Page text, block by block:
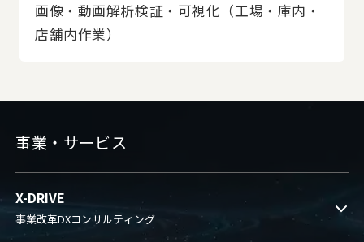
画像・動画解析検証・可視化（工場・庫内・
店舗内作業）
事業・サービス
X-DRIVE
事業改革DXコンサルティング